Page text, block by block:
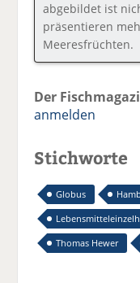
abgebildet ist
präsentieren
Meeresfrüchten.
Der
anmelden
Stichworte
Globus
Thomas Hewer